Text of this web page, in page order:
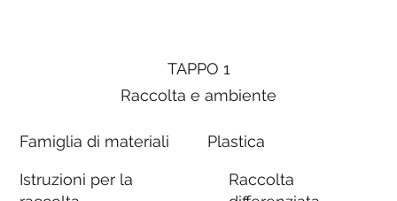
TAPPO 1
Raccolta e ambiente
Famiglia di materiali
Istruzioni per la
Plastica
Raccolta